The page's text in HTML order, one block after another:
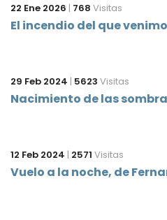
22 Ene 2026 | 768 Visitas
El incendio del que
29 Feb 2024 | 5623 Visitas
Nacimiento de las
12 Feb 2024 | 2571 Visitas
Vuelo a la noche, de